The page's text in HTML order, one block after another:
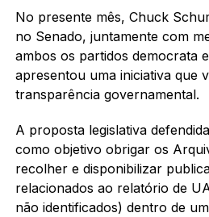
No presente mês, Chuck
no Senado, juntamente com
ambos os partidos democrata
apresentou uma iniciativa que
transparência governamental.
A proposta legislativa
como objetivo obrigar os
recolher e disponibilizar
relacionados ao relatório de
não identificados) dentro de